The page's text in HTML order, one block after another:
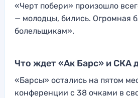
«Черт побери» произошло
— молодцы, бились. Огромная
болельщикам».
Что ждет «Ак Барс» и СКА
«Барсы» остались на пятом
конференции с 38 очками в